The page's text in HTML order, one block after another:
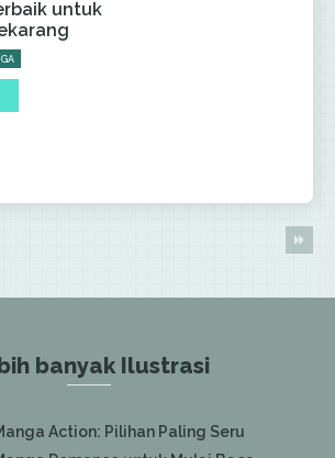
untuk
banyak Ilustrasi
Action: Pilihan Paling Seru